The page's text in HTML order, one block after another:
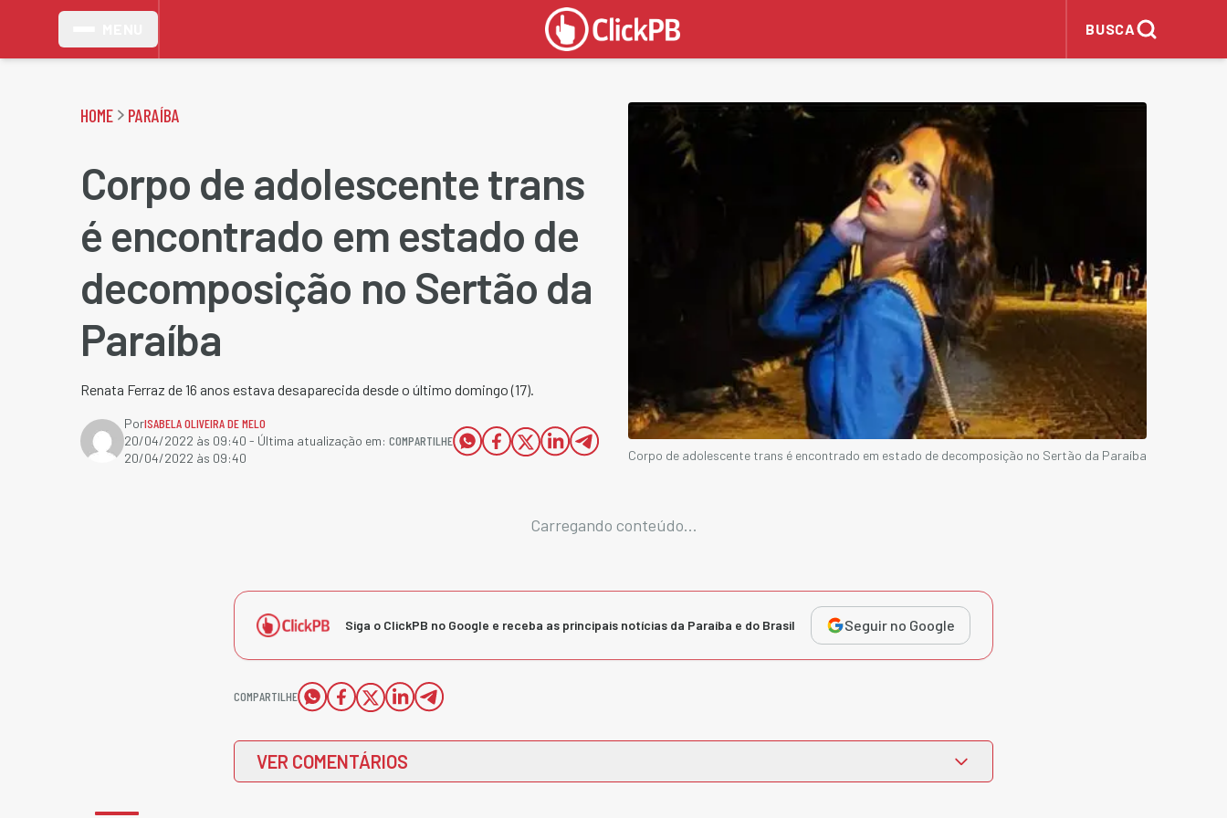
BUSCA
HOME PARAÍBA
Corpo de adolescente trans
é encontrado em estado de
decomposição no Sertão da
Paraíba
Renata Ferraz de 16 anos estava desaparecida desde o último domingo (17).
PorISABELA OLIVEIRA DE MELO
20/04/2022 às 09:40 - Última atualização em:
20/04/2022 às 09:40
COMPARTILHE
Corpo de adolescente trans é encontrado em estado de decomposição no Sertão da Paraíba
Carregando conteúdo...
Siga o ClickPB no Google e receba as principais notícias da Paraíba e do Brasil Seguir no Google
COMPARTILHE
VER COMENTÁRIOS